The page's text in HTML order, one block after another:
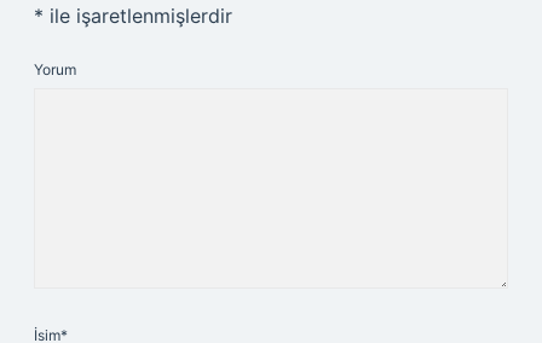
* ile işaretlenmişlerdir
Yorum
İsim*